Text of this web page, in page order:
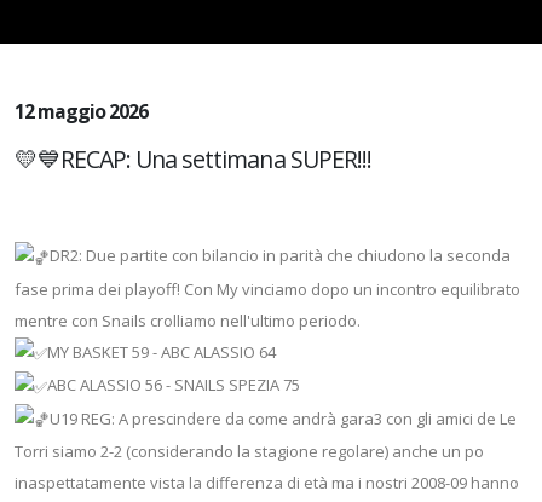
12 maggio 2026
💛💙RECAP: Una settimana SUPER!!!
DR2: Due partite con bilancio in parità che chiudono la seconda
fase prima dei playoff! Con My vinciamo dopo un incontro equilibrato
mentre con Snails crolliamo nell'ultimo periodo.
MY BASKET 59 - ABC ALASSIO 64
ABC ALASSIO 56 - SNAILS SPEZIA 75
U19 REG: A prescindere da come andrà gara3 con gli amici de Le
Torri siamo 2-2 (considerando la stagione regolare) anche un po
inaspettatamente vista la differenza di età ma i nostri 2008-09 hanno